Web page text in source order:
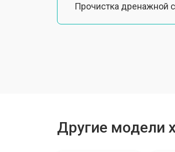
Прочистка дренажной
Другие модели